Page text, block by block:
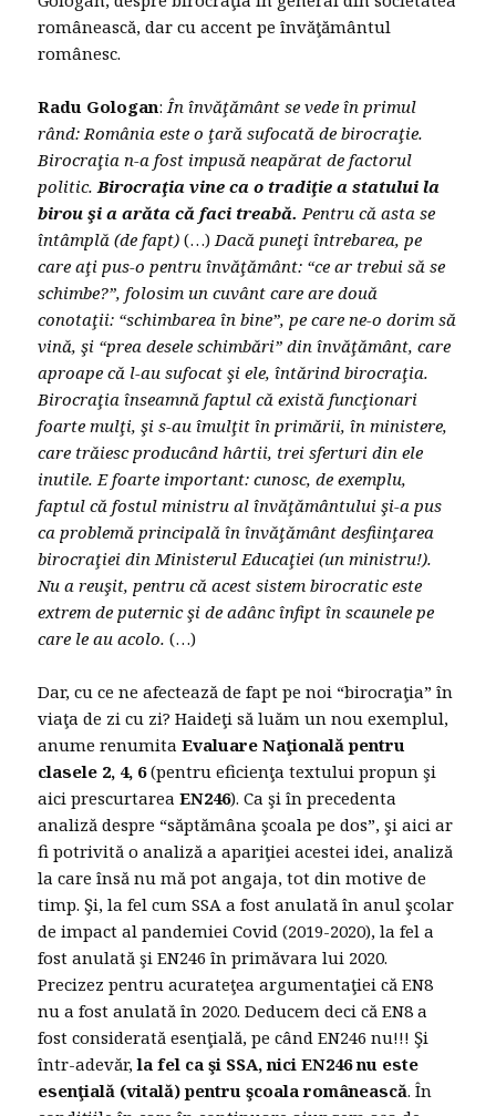
românească, dar cu accent pe învăţământul
românesc.
Radu Gologan:În învăţământ se vede în primul
rând: România este o ţară sufocată de birocraţie.
Birocraţia n-a fost impusă neapărat de factorul
politic.Birocraţia vine ca o tradiţie a statului la
birou şi a arăta că faci treabă. Pentru că asta se
întâmplă (de fapt) (…)Dacă puneţi întrebarea, pe
care aţi pus-o pentru învăţământ: “ce ar trebui să se
schimbe?”, folosim un cuvânt care are două
conotaţii: “schimbarea în bine”, pe care ne-o dorim să
vină, şi “prea desele schimbări” din învăţământ, care
aproape că l-au sufocat şi ele, întărind birocraţia.
Birocraţia înseamnă faptul că există funcţionari
foarte mulţi, şi s-au îmulţit în primării, în ministere,
care trăiesc producând hârtii, trei sferturi din ele
inutile. E foarte important: cunosc, de exemplu,
faptul că fostul ministru al învăţământului şi-a pus
ca problemă principală în învăţământ desfiinţarea
birocraţiei din Ministerul Educaţiei (un ministru!).
Nu a reuşit, pentru că acest sistem birocratic este
extrem de puternic şi de adânc înfipt în scaunele pe
care le au acolo. (…)
Dar, cu ce ne afectează de fapt pe noi “birocraţia” în
viaţa de zi cu zi? Haideţi să luăm un nou exemplul,
anume renumitaEvaluare Naţională pentru
clasele 2, 4, 6(pentru eficienţa textului propun şi
aici prescurtareaEN246). Ca şi în precedenta
analiză despre “săptămâna şcoala pe dos”, şi aici ar
fi potrivită o analiză a apariţiei acestei idei, analiză
la care însă nu mă pot angaja, tot din motive de
timp. Şi, la fel cum SSA a fost anulată în anul şcolar
de impact al pandemiei Covid (2019-2020), la fel a
fost anulată şi EN246 în primăvara lui 2020.
Precizez pentru acurateţea argumentaţiei că EN8
nu a fost anulată în 2020. Deducem deci că EN8 a
fost considerată esenţială, pe când EN246 nu!!! Şi
într-adevăr,la fel ca şi SSA, nici EN246 nu este
esenţială (vitală) pentru şcoala românească. În